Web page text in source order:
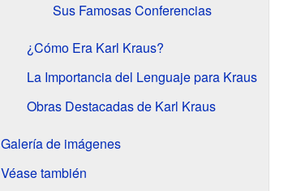
Sus Famosas Conferencias
¿Cómo Era Karl Kraus?
La Importancia del Lenguaje para Kraus
Obras Destacadas de Karl Kraus
Galería de imágenes
Véase también